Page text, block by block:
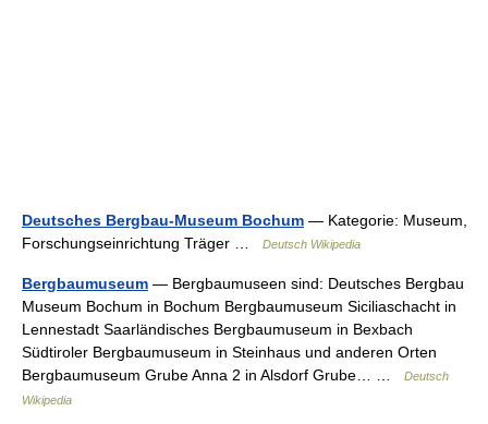
Deutsches Bergbau-Museum Bochum — Kategorie: Museum,
Forschungseinrichtung Träger …
Deutsch Wikipedia
Bergbaumuseum — Bergbaumuseen sind: Deutsches Bergbau
Museum Bochum in Bochum Bergbaumuseum Siciliaschacht in
Lennestadt Saarländisches Bergbaumuseum in Bexbach
Südtiroler Bergbaumuseum in Steinhaus und anderen Orten
Bergbaumuseum Grube Anna 2 in Alsdorf Grube… …
Deutsch
Wikipedia